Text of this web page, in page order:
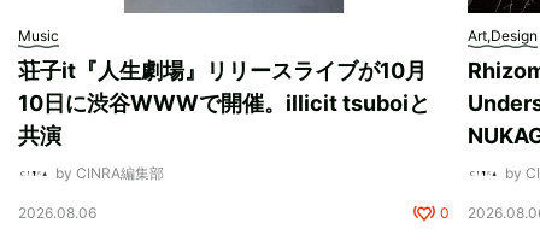
Music
荘子it『人生劇場』リリースライブが10月
10日に渋谷WWWで開催。illicit tsuboiと
共演
by CINRA編集部
2026.08.06 0
Art,Design
by